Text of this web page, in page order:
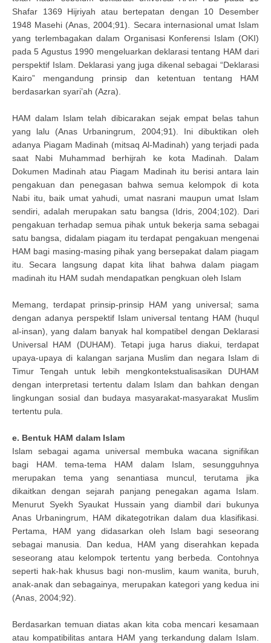
Shafar 1369 Hijriyah atau bertepatan dengan 10 Desember
1948 Masehi (Anas, 2004;91). Secara internasional umat Islam
yang terlembagakan dalam Organisasi Konferensi Islam (OKI)
pada 5 Agustus 1990 mengeluarkan deklarasi tentang HAM dari
perspektif Islam. Deklarasi yang juga dikenal sebagai “Deklarasi
Kairo” mengandung prinsip dan ketentuan tentang HAM
berdasarkan syari’ah (Azra).
HAM dalam Islam telah dibicarakan sejak empat belas tahun
yang lalu (Anas Urbaningrum, 2004;91). Ini dibuktikan oleh
adanya Piagam Madinah (mitsaq Al-Madinah) yang terjadi pada
saat Nabi Muhammad berhijrah ke kota Madinah. Dalam
Dokumen Madinah atau Piagam Madinah itu berisi antara lain
pengakuan dan penegasan bahwa semua kelompok di kota
Nabi itu, baik umat yahudi, umat nasrani maupun umat Islam
sendiri, adalah merupakan satu bangsa (Idris, 2004;102). Dari
pengakuan terhadap semua pihak untuk bekerja sama sebagai
satu bangsa, didalam piagam itu terdapat pengakuan mengenai
HAM bagi masing-masing pihak yang bersepakat dalam piagam
itu. Secara langsung dapat kita lihat bahwa dalam piagam
madinah itu HAM sudah mendapatkan pengkuan oleh Islam
Memang, terdapat prinsip-prinsip HAM yang universal; sama
dengan adanya perspektif Islam universal tentang HAM (huqul
al-insan), yang dalam banyak hal kompatibel dengan Deklarasi
Universal HAM (DUHAM). Tetapi juga harus diakui, terdapat
upaya-upaya di kalangan sarjana Muslim dan negara Islam di
Timur Tengah untuk lebih mengkontekstualisasikan DUHAM
dengan interpretasi tertentu dalam Islam dan bahkan dengan
lingkungan sosial dan budaya masyarakat-masyarakat Muslim
tertentu pula.
e. Bentuk HAM dalam Islam
Islam sebagai agama universal membuka wacana signifikan
bagi HAM. tema-tema HAM dalam Islam, sesungguhnya
merupakan tema yang senantiasa muncul, terutama jika
dikaitkan dengan sejarah panjang penegakan agama Islam.
Menurut Syekh Syaukat Hussain yang diambil dari bukunya
Anas Urbaningrum, HAM dikategotrikan dalam dua klasifikasi.
Pertama, HAM yang didasarkan oleh Islam bagi seseorang
sebagai manusia. Dan kedua, HAM yang diserahkan kepada
seseorang atau kelompok tertentu yang berbeda. Contohnya
seperti hak-hak khusus bagi non-muslim, kaum wanita, buruh,
anak-anak dan sebagainya, merupakan kategori yang kedua ini
(Anas, 2004;92).
Berdasarkan temuan diatas akan kita coba mencari kesamaan
atau kompatibilitas antara HAM yang terkandung dalam Islam.